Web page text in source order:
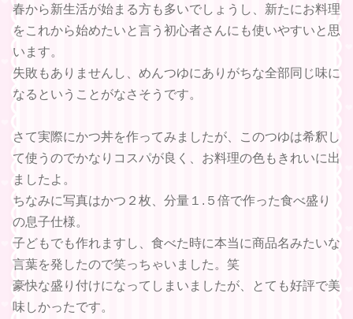
春から新生活が始まる方も多いでしょうし、新たにお料理
をこれから始めたいと言う初心者さんにも使いやすいと思
います。
失敗もありませんし、めんつゆにありがちな全部同じ味に
なるということがなさそうです。
さて実際にかつ丼を作ってみましたが、このつゆは希釈し
て使うのでかなりコスパが良く、お料理の色もきれいに出
ましたよ。
ちなみに写真はかつ２枚、分量１.５倍で作った食べ盛り
の息子仕様。
子どもでも作れますし、食べた時に本当に商品名みたいな
言葉を発したので笑っちゃいました。笑
豪快な盛り付けになってしまいましたが、とても好評で美
味しかったです。